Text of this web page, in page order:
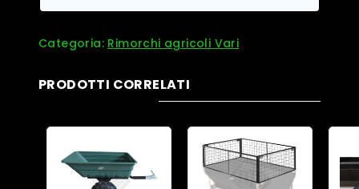
Categoria: Rimorchi agricoli Vari
PRODOTTI CORRELATI